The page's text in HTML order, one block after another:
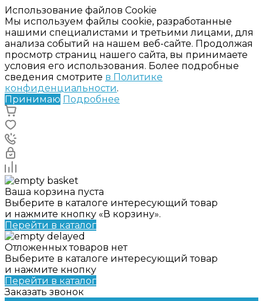
Использование файлов Cookie
Мы используем файлы cookie, разработанные
нашими специалистами и третьими лицами, для
анализа событий на нашем веб-сайте. Продолжая
просмотр страниц нашего сайта, вы принимаете
условия его использования. Более подробные
сведения смотрите в Политике
конфиденциальности.
Принимаю Подробнее
Ваша корзина пуста
Выберите в каталоге интересующий товар
и нажмите кнопку «В корзину».
Перейти в каталог
Отложенных товаров нет
Выберите в каталоге интересующий товар
и нажмите кнопку
Перейти в каталог
Заказать звонок